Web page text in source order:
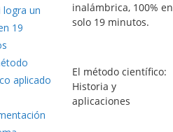
inalámbrica, 100% en
solo 19 minutos.
El método científico:
Historia y
aplicaciones